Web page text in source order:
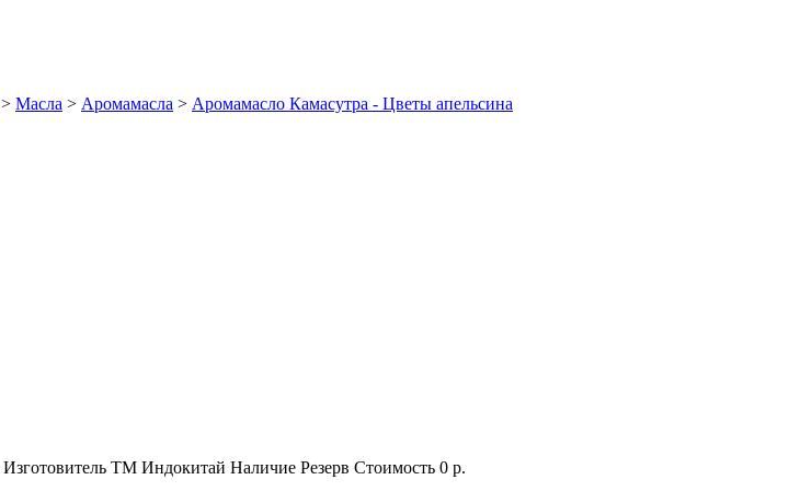
> Масла > Аромамасла > Аромамасло Камасутра - Цветы апельсина
Изготовитель ТМ Индокитай Наличие Резерв Стоимость 0 р.